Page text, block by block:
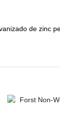
de zinc